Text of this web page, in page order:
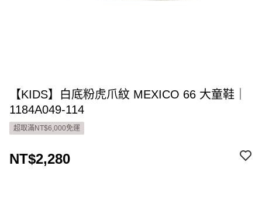
【KIDS】白底粉虎爪紋 MEXICO 66 大童鞋｜
1184A049-114
超取滿NT$6,000免運
NT$2,280